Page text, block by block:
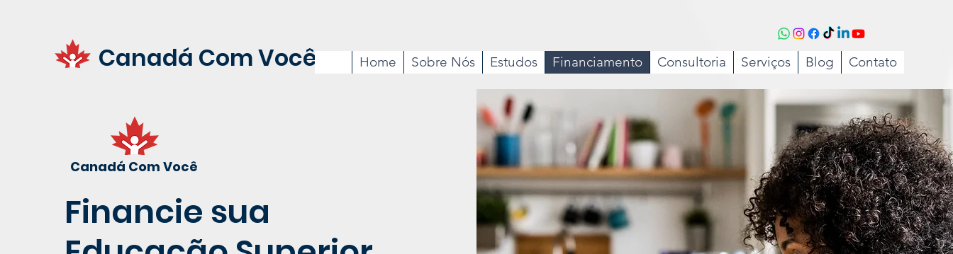
Canadá Com Você Home Sobre Nós Estudos Financiamento Consultoria Serviços Blog Contato
Canadá Com Você
Financie sua